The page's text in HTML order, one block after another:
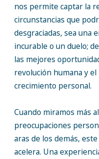
nos permite captar la
circunstancias que
desgraciadas, sea una
incurable o un duelo;
las mejores
revolución humana y
crecimiento personal.
Cuando miramos más
preocupaciones
aras de los demás,
acelera. Una